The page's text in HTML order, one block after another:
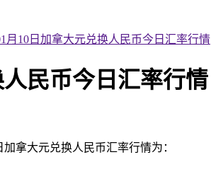
月10日加拿大元兑换人民币今日汇率行情
民币今日汇率行情
拿大元兑换人民币汇率行情为：